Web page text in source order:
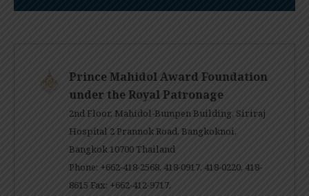
Prince Mahidol Award Foundation
under the Royal Patronage
2nd Floor, Mahidol-Bumpen Building, Siriraj
Hospital 2 Prannok Road, Bangkoknoi,
Bangkok 10700 Thailand
Phone: +662-418-2568, 418-0917, 418-0220, 418-
8615 Fax: +662-412-9717.